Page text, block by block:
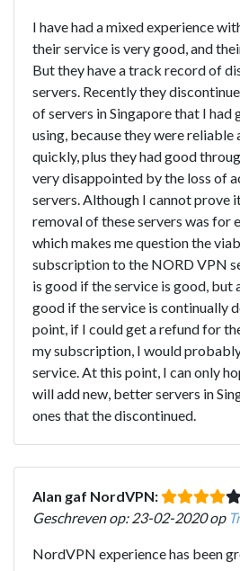
I have had a mixed experience
their service is very good, and
But they have a track record of
servers. Recently they
of servers in Singapore that I had
using, because they were reliable
quickly, plus they had good
very disappointed by the loss of
servers. Although I cannot prove
removal of these servers was for
which makes me question the
subscription to the NORD VPN
is good if the service is good, but
good if the service is continually
point, if I could get a refund for
my subscription, I would
service. At this point, I can only
will add new, better servers in
ones that the discontinued.
Alan gaf NordVPN:
Geschreven op: 23-02-2020 op
NordVPN experience has been